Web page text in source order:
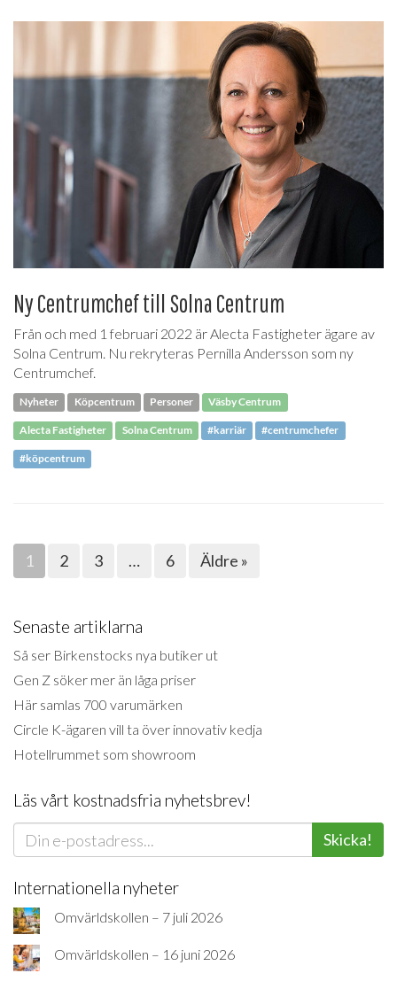
Ny Centrumchef till Solna Centrum
Från och med 1 februari 2022 är Alecta Fastigheter ägare av
Solna Centrum. Nu rekryteras Pernilla Andersson som ny
Centrumchef.
Nyheter Köpcentrum Personer Väsby Centrum
Alecta Fastigheter Solna Centrum #karriär #centrumchefer
#köpcentrum
1 2 3 … 6 Äldre »
Senaste artiklarna
Så ser Birkenstocks nya butiker ut
Gen Z söker mer än låga priser
Här samlas 700 varumärken
Circle K-ägaren vill ta över innovativ kedja
Hotellrummet som showroom
Läs vårt kostnadsfria nyhetsbrev!
Skicka!
Internationella nyheter
Omvärldskollen – 7 juli 2026
Omvärldskollen – 16 juni 2026